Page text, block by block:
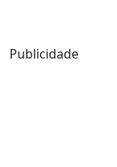
Publicidade